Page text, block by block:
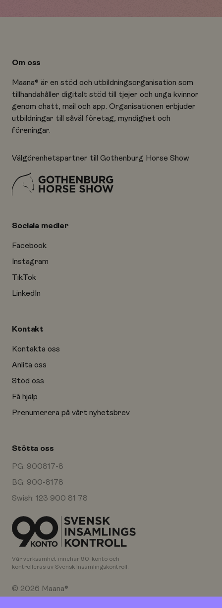
Om oss
Maana® är en stöd och utbildningsorganisation som
tillhandahåller digitalt stöd till tjejer och unga kvinnor
genom chatt, mail och app. Organisationen erbjuder
utbildningar till såväl företag, myndighet och
föreningar.
Välgörenhetspartner till Gothenburg Horse Show
Sociala medier
Facebook
Instagram
TikTok
LinkedIn
Kontakt
Kontakta oss
Anlita oss
Stöd oss
Få hjälp
Prenumerera på vårt nyhetsbrev
© 2026 Maana®
Stötta oss
PG: 900817-8
BG: 900-8178
Swish: 123 900 81 78
Vår verksamhet innehar 90-konto och
kontrolleras av Svensk Insamlingskontroll.